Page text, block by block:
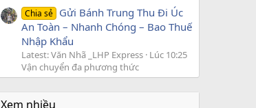
Chia sẻ Gửi Bánh Trung Thu Đi Úc
An Toàn – Nhanh Chóng – Bao Thuế
Nhập Khẩu
Latest: Văn Nhã _LHP Express Lúc 10:25
Vận chuyển đa phương thức
Xem nhiều